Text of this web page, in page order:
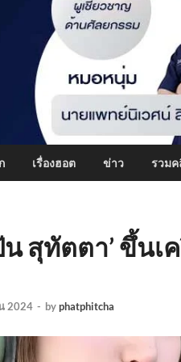
เรื่องฮอต ข่าว รวม
น สุทัตตา’ ขึ้น
2024 - byphatphitcha